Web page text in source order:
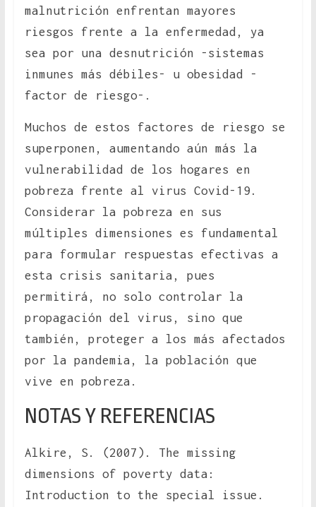
malnutrición enfrentan mayores
riesgos frente a la enfermedad, ya
sea por una desnutrición -sistemas
inmunes más débiles- u obesidad -
factor de riesgo-.
Muchos de estos factores de riesgo se
superponen, aumentando aún más la
vulnerabilidad de los hogares en
pobreza frente al virus Covid-19.
Considerar la pobreza en sus
múltiples dimensiones es fundamental
para formular respuestas efectivas a
esta crisis sanitaria, pues
permitirá, no solo controlar la
propagación del virus, sino que
también, proteger a los más afectados
por la pandemia, la población que
vive en pobreza.
NOTAS Y REFERENCIAS
Alkire, S. (2007). The missing
dimensions of poverty data:
Introduction to the special issue.